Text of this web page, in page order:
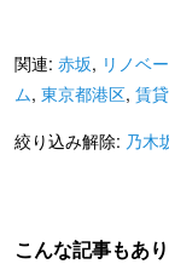
関連: 赤坂, リノベ
ム, 東京都港区, 賃貸
絞り込み解除: 乃木
こんな記事もあ